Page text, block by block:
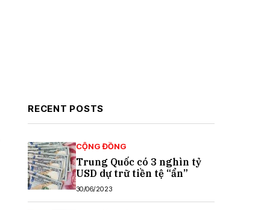
RECENT POSTS
CỘNG ĐỒNG
Trung Quốc có 3 nghìn tỷ
USD dự trữ tiền tệ “ẩn”
30/06/2023